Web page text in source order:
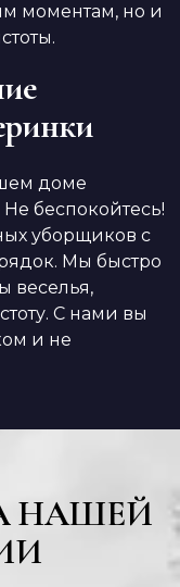
моментам, но и
доме
беспокойтесь!
уборщиков с
Мы быстро
веселья,
С нами вы
и не
НАШЕЙ